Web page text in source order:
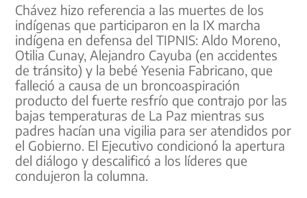
Chávez hizo referencia a las muertes de los
indígenas que participaron en la IX marcha
indígena en defensa del TIPNIS: Aldo Moreno,
Otilia Cunay, Alejandro Cayuba (en accidentes
de tránsito) y la bebé Yesenia Fabricano, que
falleció a causa de un broncoaspiración
producto del fuerte resfrío que contrajo por las
bajas temperaturas de La Paz mientras sus
padres hacían una vigilia para ser atendidos por
el Gobierno. El Ejecutivo condicionó la apertura
del diálogo y descalificó a los líderes que
condujeron la columna.